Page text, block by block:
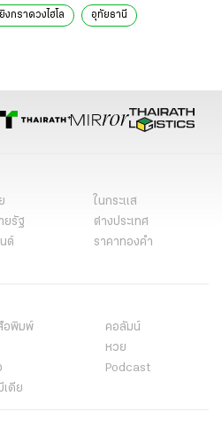
ยิงกราดวงไฮโล อุทัยธานี
ในกระแส
ยรัฐ
ต่างประเทศ
ต์
ราคาทองคำ
อพิมพ์
คอลัมน์
หวย
Podcast
เดีย